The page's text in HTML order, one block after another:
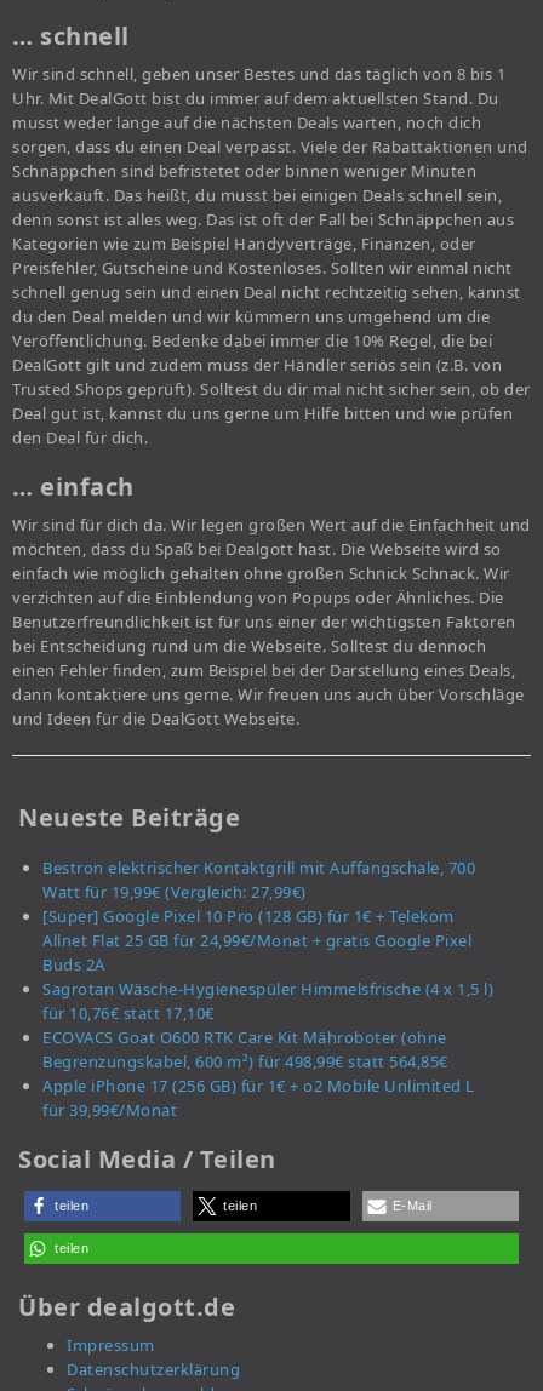
… schnell
Wir sind schnell, geben unser Bestes und das täglich von 8 bis 1
Uhr. Mit DealGott bist du immer auf dem aktuellsten Stand. Du
musst weder lange auf die nächsten Deals warten, noch dich
sorgen, dass du einen Deal verpasst. Viele der Rabattaktionen und
Schnäppchen sind befristetet oder binnen weniger Minuten
ausverkauft. Das heißt, du musst bei einigen Deals schnell sein,
denn sonst ist alles weg. Das ist oft der Fall bei Schnäppchen aus
Kategorien wie zum Beispiel Handyverträge, Finanzen, oder
Preisfehler, Gutscheine und Kostenloses. Sollten wir einmal nicht
schnell genug sein und einen Deal nicht rechtzeitig sehen, kannst
du den Deal melden und wir kümmern uns umgehend um die
Veröffentlichung. Bedenke dabei immer die 10% Regel, die bei
DealGott gilt und zudem muss der Händler seriös sein (z.B. von
Trusted Shops geprüft). Solltest du dir mal nicht sicher sein, ob der
Deal gut ist, kannst du uns gerne um Hilfe bitten und wie prüfen
den Deal für dich.
… einfach
Wir sind für dich da. Wir legen großen Wert auf die Einfachheit und
möchten, dass du Spaß bei Dealgott hast. Die Webseite wird so
einfach wie möglich gehalten ohne großen Schnick Schnack. Wir
verzichten auf die Einblendung von Popups oder Ähnliches. Die
Benutzerfreundlichkeit ist für uns einer der wichtigsten Faktoren
bei Entscheidung rund um die Webseite. Solltest du dennoch
einen Fehler finden, zum Beispiel bei der Darstellung eines Deals,
dann kontaktiere uns gerne. Wir freuen uns auch über Vorschläge
und Ideen für die DealGott Webseite.
Neueste Beiträge
Bestron elektrischer Kontaktgrill mit Auffangschale, 700
Watt für 19,99€ (Vergleich: 27,99€)
[Super] Google Pixel 10 Pro (128 GB) für 1€ + Telekom
Allnet Flat 25 GB für 24,99€/Monat + gratis Google Pixel
Buds 2A
Sagrotan Wäsche-Hygienespüler Himmelsfrische (4 x 1,5 l)
für 10,76€ statt 17,10€
ECOVACS Goat O600 RTK Care Kit Mähroboter (ohne
Begrenzungskabel, 600 m²) für 498,99€ statt 564,85€
Apple iPhone 17 (256 GB) für 1€ + o2 Mobile Unlimited L
für 39,99€/Monat
Social Media / Teilen
teilen teilen E-Mail
teilen
Über dealgott.de
Impressum
Datenschutzerklärung